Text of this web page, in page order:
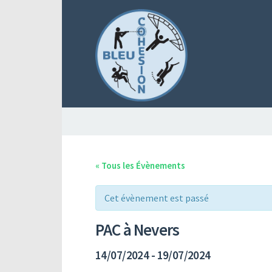
« Tous les Évènements
Cet évènement est passé
PAC à Nevers
14/07/2024- 19/07/2024